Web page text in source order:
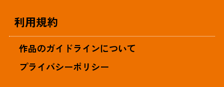
利用規約
作品のガイドラインについて
プライバシーポリシー